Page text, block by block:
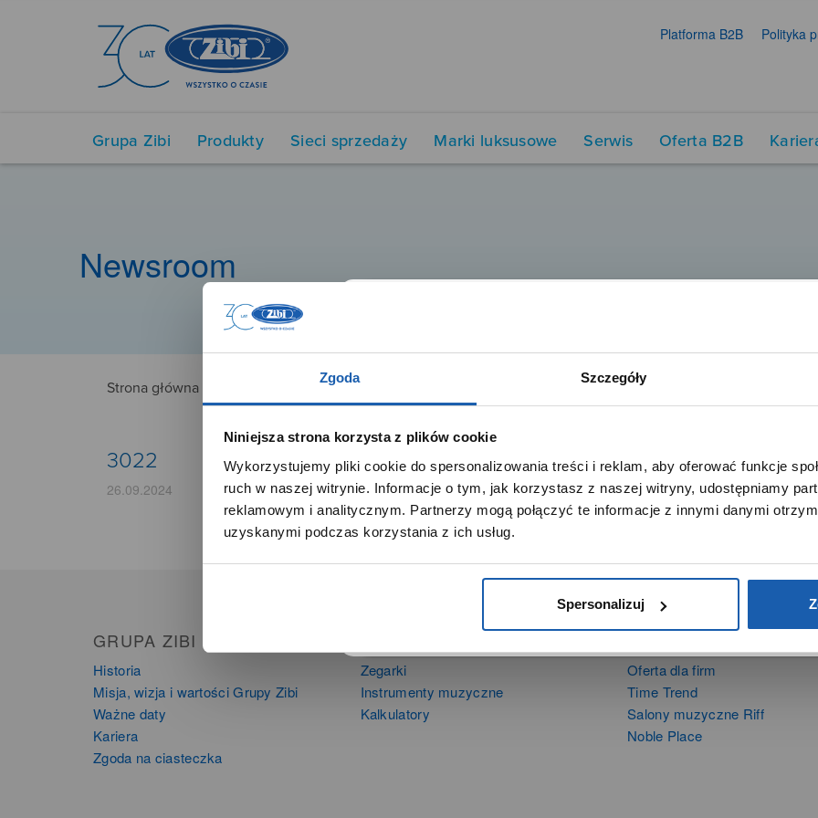
Zgoda Szczegóły
Niniejsza strona korzysta z plików cookie
Wykorzystujemy pliki cookie do spersonalizowania treści i reklam, aby oferować funkcje
ruch w naszej witrynie. Informacje o tym, jak korzystasz z naszej witryny, udostępniamy
reklamowym i analitycznym. Partnerzy mogą połączyć te informacje z innymi danymi
uzyskanymi podczas korzystania z ich usług.
Spersonalizuj
Platforma B2B Polityka
Grupa Zibi Produkty Sieci sprzedaży Marki luksusowe Serwis Oferta B2B
Newsroom
Strona główna
3022
26.09.2024
GRUPA ZIBI
Historia
Misja, wizja i wartości Grupy Zibi
Ważne daty
Kariera
Zgoda na ciasteczka
Zegarki
Instrumenty muzyczne
Kalkulatory
Oferta dla firm
Time Trend
Salony muzyczne Riff
Noble Place
SZANOWNA UŻYTKOWNICZKO
Używamy plików cookie w celach analitycznych, statystycznych
marketingowych, w tym aby analizować ruch w tej witrynie,
optymalizować jej działanie oraz zapamiętywać Twoje preferencje.
DOWIEDZ SIĘ WIĘCEJ PRZEJDŹ DO SERWISU